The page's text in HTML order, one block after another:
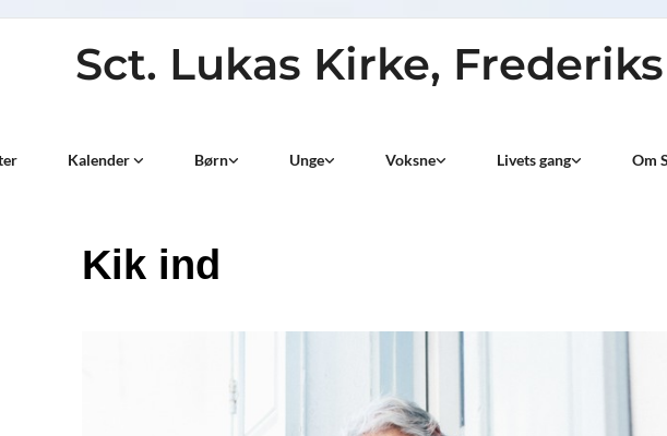
Sct. Lukas Kirke,
Kalender Børn Unge Voksne Livets gang Om
Kik ind